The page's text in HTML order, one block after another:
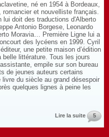
né en 1954 à Bordeaux,
romancier et nouvelliste français.
lui doit des traductions d'Alberto
Antonio Borgese, Leonardo
Moravia… Première Ligne lui a
des lycéens en 1999. Cyril
une petite maison d’édition
belle littérature. Tous les jours
empile sur son bureau
de jeunes auteurs certains
livre du siècle au grand désespoir
quelques lignes à peine les
Lire la suite 5